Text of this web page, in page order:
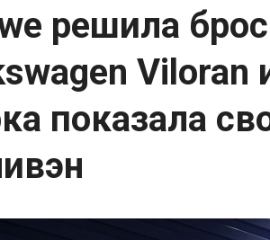
решила
Viloran
показала